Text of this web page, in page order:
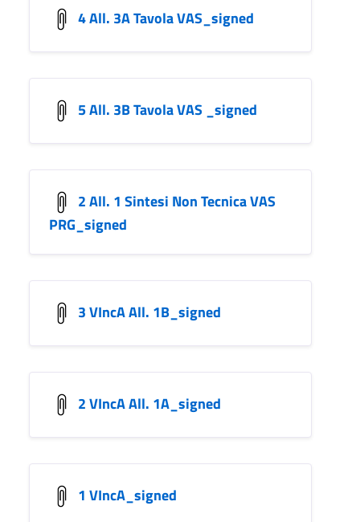
4 All. 3A Tavola VAS_signed
5 All. 3B Tavola VAS _signed
2 All. 1 Sintesi Non Tecnica VAS
PRG_signed
3 VIncA All. 1B_signed
2 VIncA All. 1A_signed
1 VIncA_signed